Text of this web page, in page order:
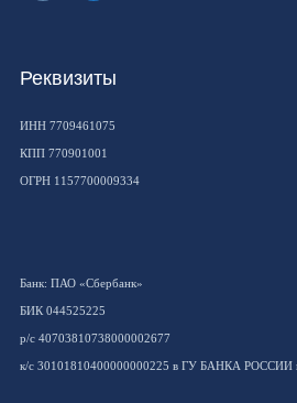
Реквизиты
ИНН 7709461075
КПП 770901001
ОГРН 1157700009334
Банк: ПАО «Сбербанк»
БИК 044525225
р/с 40703810738000002677
к/с 30101810400000000225 в ГУ БАНКА РОССИИ